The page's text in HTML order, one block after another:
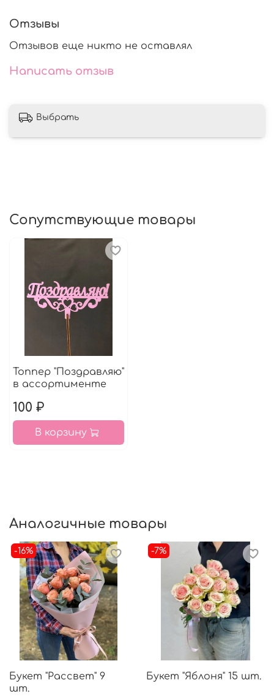
идеально подходя для особенных моментов и
приятных сюрпризов!
Отзывы
Отзывов еще никто не оставлял
Написать отзыв
Выбрать
Сопутствующие товары
Топпер "Поздравляю"
в ассортименте
100 ₽
В корзину
Аналогичные товары
-16%
Букет "Рассвет" 9
шт.
-7%
Букет "Яблоня" 15 шт.